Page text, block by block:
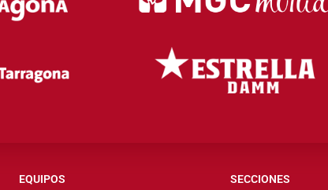
EQUIPOS SECCIONES